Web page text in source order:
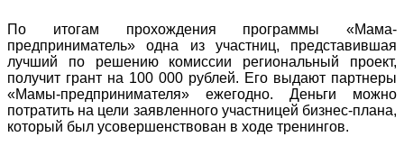
По итогам прохождения программы «Мама-
предприниматель» одна из участниц, представившая
лучший по решению комиссии региональный проект,
получит грант на 100 000 рублей. Его выдают партнеры
«Мамы-предпринимателя» ежегодно. Деньги можно
потратить на цели заявленного участницей бизнес-плана,
который был усовершенствован в ходе тренингов.